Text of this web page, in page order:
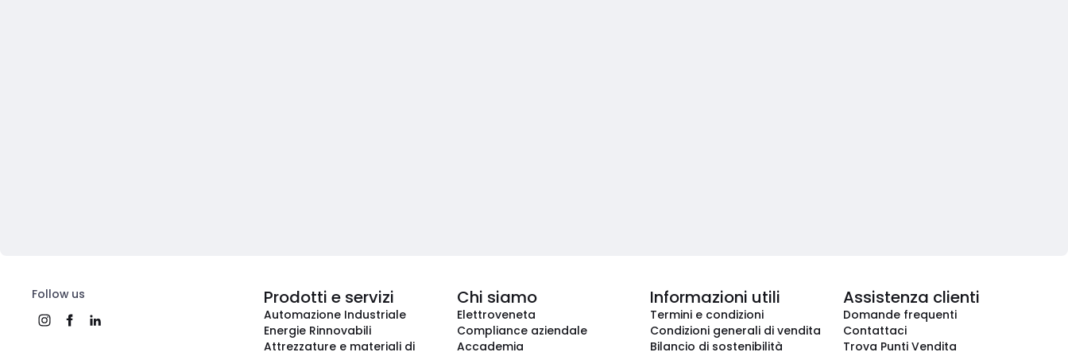
Follow us Prodotti e servizi
Automazione Industriale
Energie Rinnovabili
Attrezzature e materiali di
Chi siamo
Elettroveneta
Compliance aziendale
Accademia
Informazioni utili
Termini e condizioni
Condizioni generali di vendita
Bilancio di sostenibilità
Assistenza clienti
Domande frequenti
Contattaci
Trova Punti Vendita